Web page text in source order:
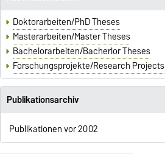
Doktorarbeiten/PhD Theses
Masterarbeiten/Master Theses
Bachelorarbeiten/Bacherlor Theses
Forschungsprojekte/Research Projects
Publikationsarchiv
Publikationen vor 2002